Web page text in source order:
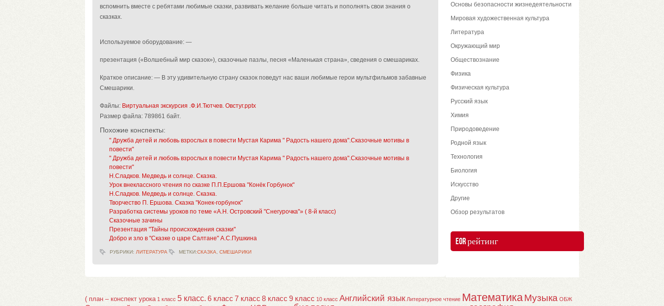
вспомнить вместе с ребятами любимые сказки, развивать желание больше читать и пополнять свои знания о
сказках.
Используемое оборудование: —
презентация («Волшебный мир сказок»), сказочные пазлы, песня «Маленькая страна», сведения о смешариках.
Краткое описание: — В эту удивительную страну сказок поведут нас ваши любимые герои мультфильмов забавные
Смешарики.
Файлы: Виртуальная экскурсия .Ф.И.Тютчев. Овстуг.pptx
Размер файла: 789861 байт.
Похожие конспекты:
" Дружба детей и любовь взрослых в повести Мустая Карима " Радость нашего дома".Сказочные мотивы в
повести"
" Дружба детей и любовь взрослых в повести Мустая Карима " Радость нашего дома".Сказочные мотивы в
повести"
Н.Сладков. Медведь и солнце. Сказка.
Урок внеклассного чтения по сказке П.П.Ершова "Конёк Горбунок"
Н.Сладков. Медведь и солнце. Сказка.
Творчество П. Ершова. Сказка "Конек-горбунок"
Разработка системы уроков по теме «А.Н. Островский "Снегурочка"» ( 8-й класс)
Сказочные зачины
Презентация "Тайны происхождения сказки"
Добро и зло в "Сказке о царе Салтане" А.С.Пушкина
РУБРИКИ: ЛИТЕРАТУРА МЕТКИ:СКАЗКА СМЕШАРИКИ
Основы безопасности жизнедеятельности
Мировая художественная культура
Литература
Окружающий мир
Обществознание
Физика
Физическая культура
Русский язык
Химия
Природоведение
Родной язык
Технология
Биология
Искусство
Другие
Обзор результатов
EOR рейтинг
( план – конспект урока 1 класс 5 класс. 6 класс 7 класс 8 класс 9 класс 10 класс Английский язык Литературное чтение МатематикаМузыка ОБЖ